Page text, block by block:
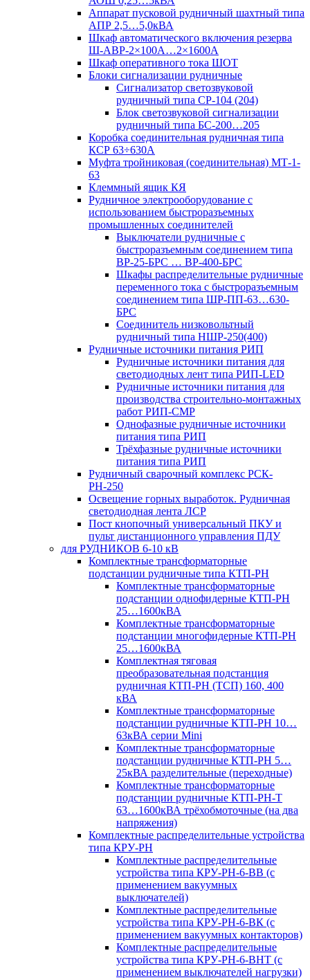
Аппарат пусковой рудничный шахтный типа
АПР 2,5…5,0кВА
Шкаф автоматического включения резерва
Ш-АВР-2×100А…2×1600А
Шкаф оперативного тока ШОТ
Блоки сигнализации рудничные
Сигнализатор светозвуковой
рудничный типа СР-104 (204)
Блок светозвуковой сигнализации
рудничный типа БС-200…205
Коробка соединительная рудничная типа
КСР 63÷630А
Муфта тройниковая (соединительная) МТ-1-
63
Клеммный ящик КЯ
Рудничное электрооборудование с
использованием быстроразъемных
промышленных соединителей
Выключатели рудничные с
быстроразъемным соединением типа
ВР-25-БРС … ВР-400-БРС
Шкафы распределительные рудничные
переменного тока с быстроразъемным
соединением типа ШР-ПП-63…630-
БРС
Соединитель низковольтный
рудничный типа НШР-250(400)
Рудничные источники питания РИП
Рудничные источники питания для
светодиодных лент типа РИП-LED
Рудничные источники питания для
производства строительно-монтажных
работ РИП-СМР
Однофазные рудничные источники
питания типа РИП
Трёхфазные рудничные источники
питания типа РИП
Рудничный сварочный комплекс РСК-
РН-250
Освещение горных выработок. Рудничная
светодиодная лента ЛСР
Пост кнопочный универсальный ПКУ и
пульт дистанционного управления ПДУ
для РУДНИКОВ 6-10 кВ
Комплектные трансформаторные
подстанции рудничные типа КТП-РН
Комплектные трансформаторные
подстанции однофидерные КТП-РН
25…1600кВА
Комплектные трансформаторные
подстанции многофидерные КТП-РН
25…1600кВА
Комплектная тяговая
преобразовательная подстанция
рудничная КТП-РН (ТСП) 160, 400
кВА
Комплектные трансформаторные
подстанции рудничные КТП-РН 10…
63кВА серии Mini
Комплектные трансформаторные
подстанции рудничные КТП-РН 5…
25кВА разделительные (переходные)
Комплектные трансформаторные
подстанции рудничные КТП-РН-Т
63…1600кВА трёхобмоточные (на два
напряжения)
Комплектные распределительные устройства
типа КРУ-РН
Комплектные распределительные
устройства типа КРУ-РН-6-ВВ (с
применением вакуумных
выключателей)
Комплектные распределительные
устройства типа КРУ-РН-6-ВК (с
применением вакуумных контакторов)
Комплектные распределительные
устройства типа КРУ-РН-6-ВНТ (с
применением выключателей нагрузки)